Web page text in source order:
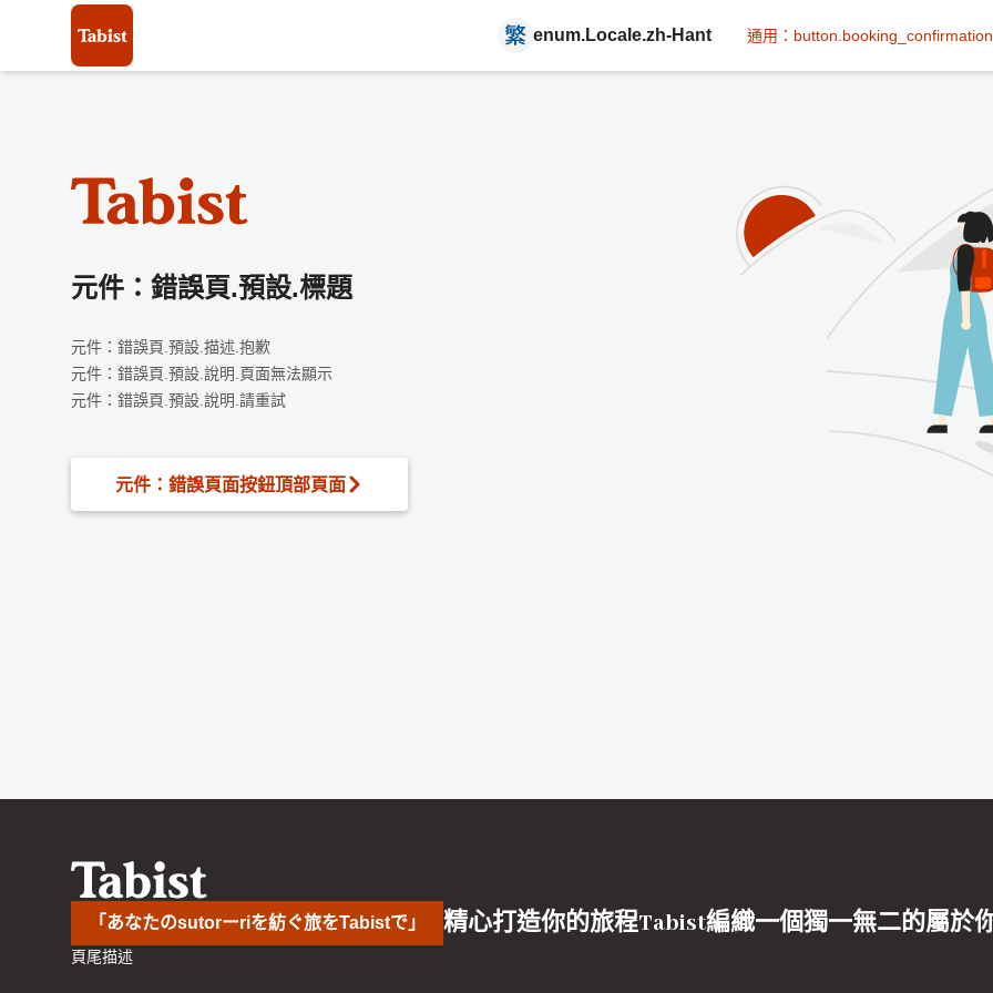
enum.Locale.zh-Hant 通用：button.booking_confirmation
元件：錯誤頁.預設.標題
元件：錯誤頁.預設.描述.抱歉
元件：錯誤頁.預設.說明.頁面無法顯示
元件：錯誤頁.預設.說明.請重試
元件：錯誤頁面按鈕頂部頁面
「あなたのsutorーriを紡ぐ旅をTabistで」 精心打造你的旅程Tabist編織一個獨一無二的屬於
頁尾描述